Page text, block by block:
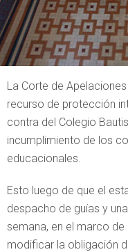
La Corte de
recurso de protección
contra del Colegio
incumplimiento de los
educacionales.
Esto luego de que el
despacho de guías y
semana, en el marco de
modificar la obligación